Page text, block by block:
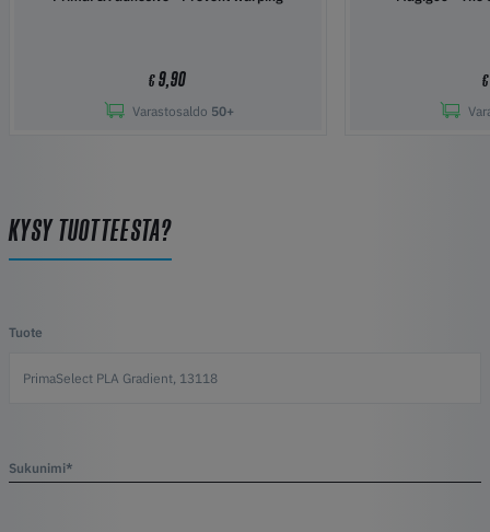
€9,90
Varastosaldo 50+
€
KYSY TUOTTEESTA?
Tuote
Sukunimi*